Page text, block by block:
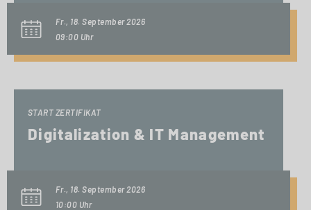
Fr., 18. September 2026
09:00 Uhr
START ZERTIFIKAT
Digitalization & IT Management
Fr., 18. September 2026
10:00 Uhr